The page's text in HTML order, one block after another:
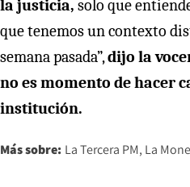
la justicia, solo que
que tenemos un contexto
semana pasada”,dijo la
no es momento de hacer
institución.
Más sobre: La Tercera PM La